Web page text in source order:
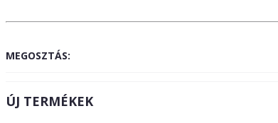
MEGOSZTÁS:
ÚJ TERMÉKEK